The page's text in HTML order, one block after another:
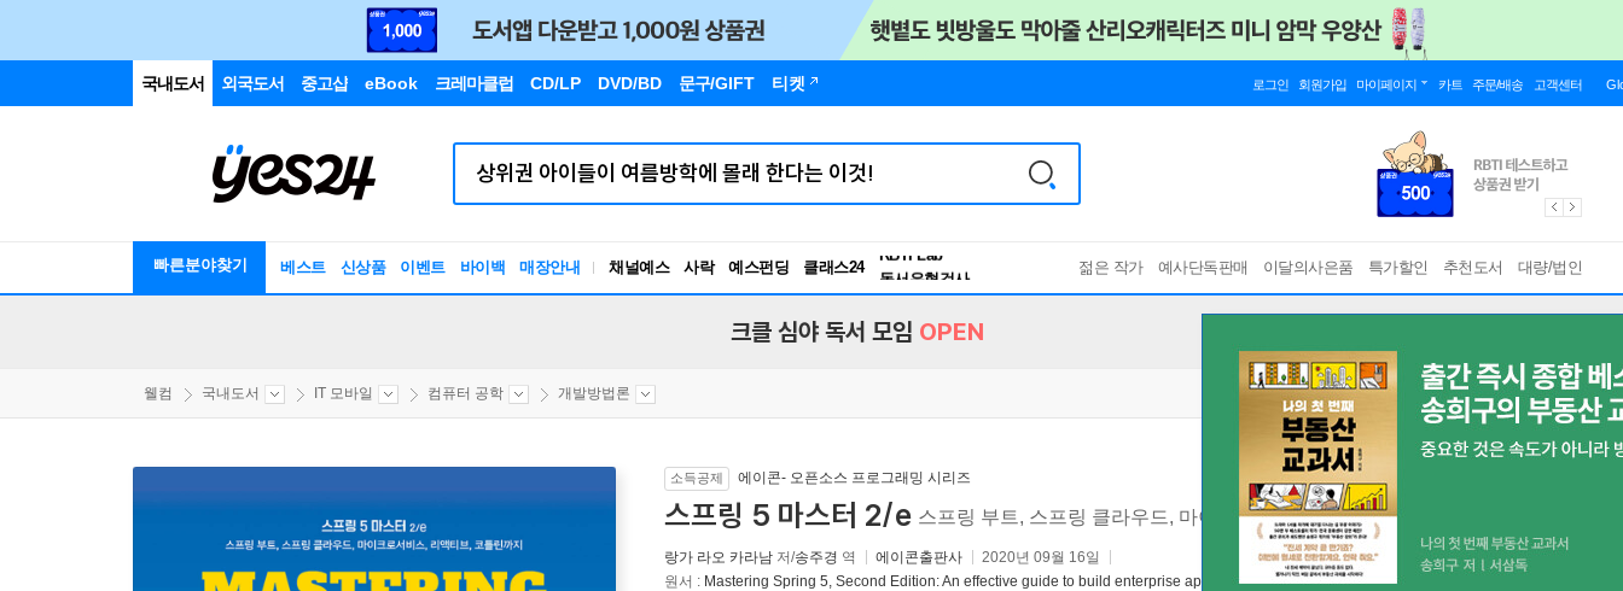
국내도서 외국도서 중고샵 eBook 크레마클럽 CD/LP DVD/BD 문구/GIFT 티켓 로그인 회원가입 마이페이지 카트 주문/배송 고객센터
빠른분야찾기 베스트 신상품 이벤트 바이백 매장안내 채널예스 사락 예스펀딩 클래스24
독서유형검사
젊은 작가 예사단독판매 이달의사은품 특가할인 추천도서 대량/법인
크클 심야 독서 모임 OPEN
웰컴 국내도서 IT 모바일 컴퓨터 공학 개발방법론
소득공제 에이콘- 오픈소스 프로그래밍 시리즈
스프링 5 마스터 2/e 스프링 부트, 스프링 클라우드, 마이크로서비스, 리액티브, 코틀린까지
랑가 라오 카라남 저/송주경 역 에이콘출판사
2020년 09월 16일
원서 : Mastering Spring 5, Second Edition: An effective guide to build enterprise applications using Java Spring and Spring Boot framework